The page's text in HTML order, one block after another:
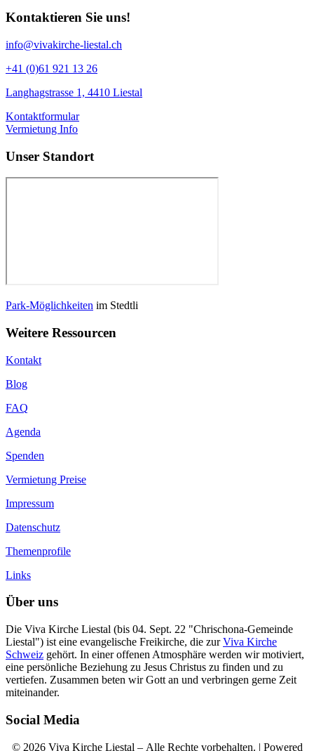
Kontaktieren Sie uns!
info@vivakirche-liestal.ch
+41 (0)61 921 13 26
Langhagstrasse 1, 4410 Liestal
Kontaktformular
Vermietung Info
Unser Standort
Park-Möglichkeiten im Stedtli
Weitere Ressourcen
Kontakt
Blog
FAQ
Agenda
Spenden
Vermietung Preise
Impressum
Datenschutz
Themenprofile
Links
Über uns
Die Viva Kirche Liestal (bis 04. Sept. 22 "Chrischona-Gemeinde
Liestal") ist eine evangelische Freikirche, die zurViva Kirche
Schweiz gehört. In einer offenen Atmosphäre werden wir motiviert,
eine persönliche Beziehung zu Jesus Christus zu finden und zu
vertiefen. Zusammen beten wir Gott an und verbringen gerne Zeit
miteinander.
Social Media
© 2026 Viva Kirche Liestal – Alle Rechte vorbehalten. | Powered